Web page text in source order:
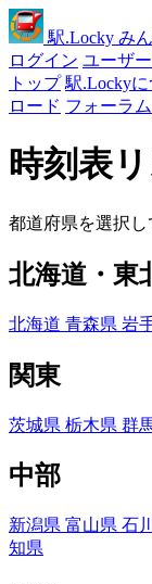
駅.Locky み
ログイン ユーザ
トップ 駅.Lockyに
ロード フォーラム
時刻表
都道府県を選択し
北海道・東
北海道 青森県 岩
関東
茨城県 栃木県 群
中部
新潟県 富山県 石
知県